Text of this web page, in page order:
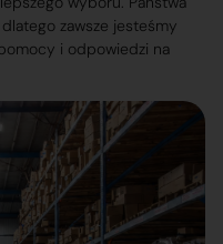
zawsze jesteśmy
i odpowiedzi na